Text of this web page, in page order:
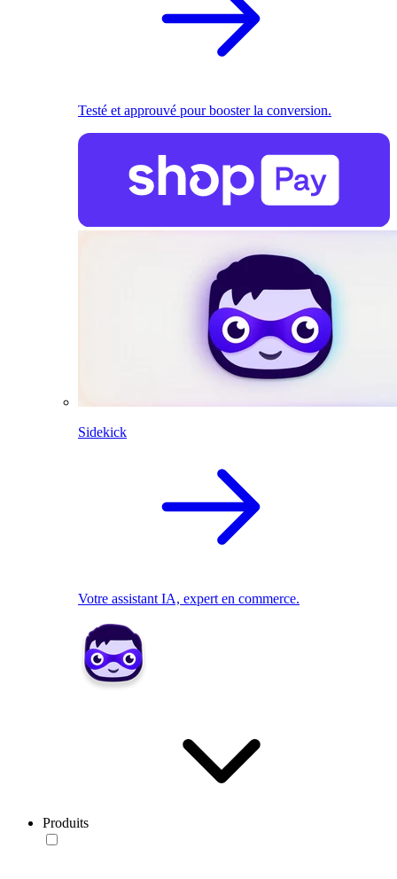
Testé et approuvé pour booster la conversion.
Sidekick
Votre assistant IA, expert en commerce.
Produits